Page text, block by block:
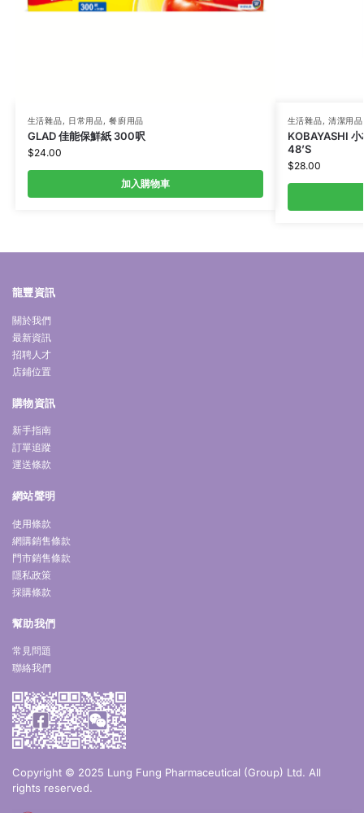
生活雜品, 日常用品,餐廚用品
GLAD 佳能保鮮紙 300呎
$24.00
加入購物車
生活雜品, 清潔用品
KOBAYASHI
48’S
$28.00
龍豐資訊
關於我們
最新資訊
招聘人才
店鋪位置
購物資訊
新手指南
訂單追蹤
運送條款
網站聲明
使用條款
網購銷售條款
門市銷售條款
隱私政策
採購條款
幫助我們
常見問題
聯絡我們
Copyright © 2025 Lung Fung Pharmaceutical (Group) Ltd. All
rights reserved.